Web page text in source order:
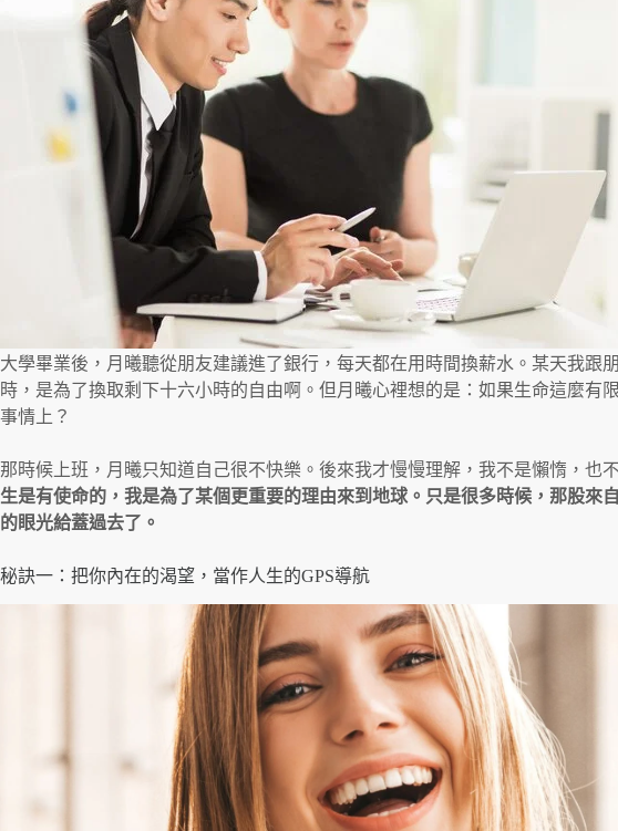
大學畢業後，月曦聽從朋友建議進了銀行，每天都在用時間換薪水。某天我跟
時，是為了換取剩下十六小時的自由啊。但月曦心裡想的是：如果生命這麼有
事情上？
那時候上班，月曦只知道自己很不快樂。後來我才慢慢理解，我不是懶惰，也
生是有使命的，我是為了某個更重要的理由來到地球。只是很多時候，那股來
的眼光給蓋過去了。
秘訣一：把你內在的渴望，當作人生的GPS導航